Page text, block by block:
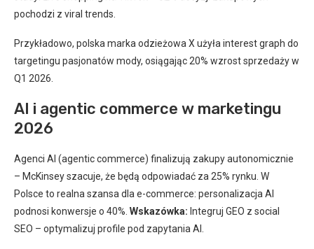
pochodzi z viral trends.
Przykładowo, polska marka odzieżowa X użyła interest graph do
targetingu pasjonatów mody, osiągając 20% wzrost sprzedaży w
Q1 2026.
AI i agentic commerce w marketingu
2026
Agenci AI (agentic commerce) finalizują zakupy autonomicznie
– McKinsey szacuje, że będą odpowiadać za 25% rynku. W
Polsce to realna szansa dla e-commerce: personalizacja AI
podnosi konwersje o 40%. Wskazówka: Integruj GEO z social
SEO – optymalizuj profile pod zapytania AI.